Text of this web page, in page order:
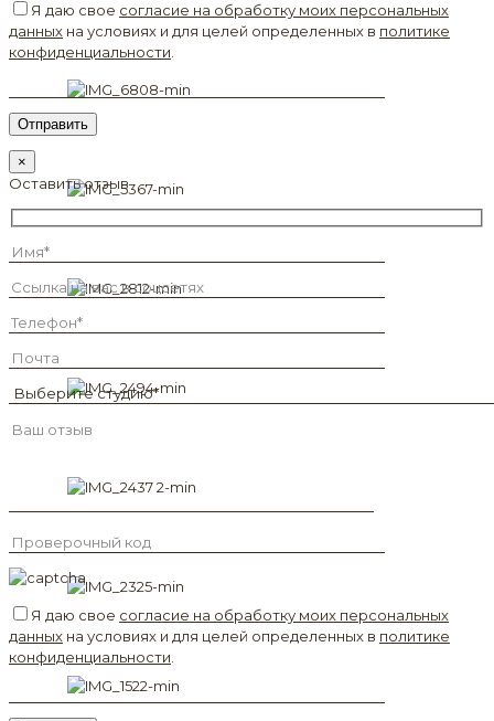
Я даю свое согласие на обработку моих персональных
данных на условиях и для целей определенных в политике
конфиденциальности.
×
Оставить отзыв
Я даю свое согласие на обработку моих персональных
данных на условиях и для целей определенных в политике
конфиденциальности